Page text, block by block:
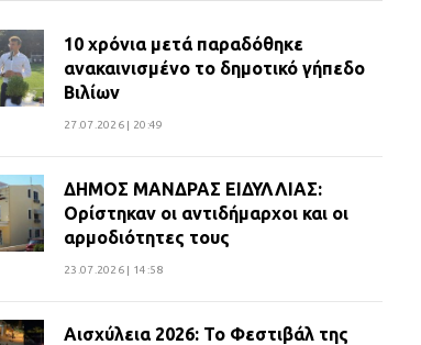
10 χρόνια μετά παραδόθηκε
ανακαινισμένο το δημοτικό γήπεδο
Βιλίων
27.07.2026 | 20:49
ΔΗΜΟΣ ΜΑΝΔΡΑΣ ΕΙΔΥΛΛΙΑΣ:
Ορίστηκαν οι αντιδήμαρχοι και οι
αρμοδιότητες τους
23.07.2026 | 14:58
Αισχύλεια 2026: Το Φεστιβάλ της